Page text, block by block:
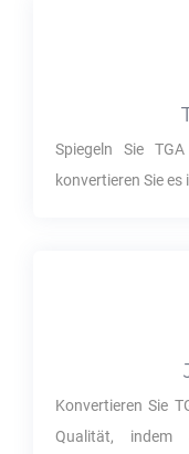
Spiegeln SieTGA
konvertieren Sie es
Konvertieren Sie
Qualität, indem